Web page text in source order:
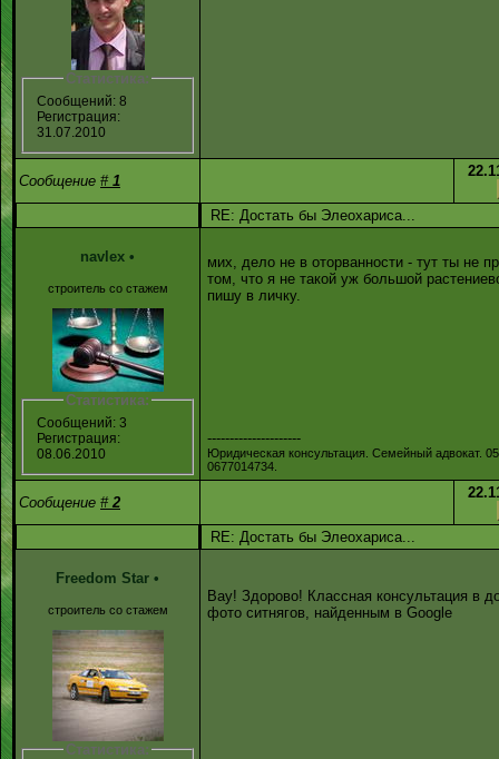
Статистика:
Сообщений: 8
Регистрация:
31.07.2010
Сообщение # 1
RE: Достать бы Элеохариса...
navlex •
строитель со стажем
Статистика:
Сообщений: 3
Регистрация:
08.06.2010
мих, дело не в оторванности - тут ты не
том, что я не такой уж большой
пишу в личку.
---------------------
Юридическая консультация. Семейный адвокат.
0677014734.
Сообщение # 2
RE: Достать бы Элеохариса...
Freedom Star •
строитель со стажем
Статистика:
Вау! Здорово! Классная консультация в
фото ситнягов, найденным в Google